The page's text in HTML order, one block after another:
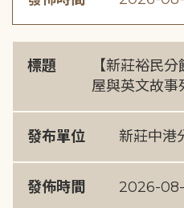
標題
【新莊裕民
屋與英文故事
發布單位 新莊中港
發佈時間 2026-